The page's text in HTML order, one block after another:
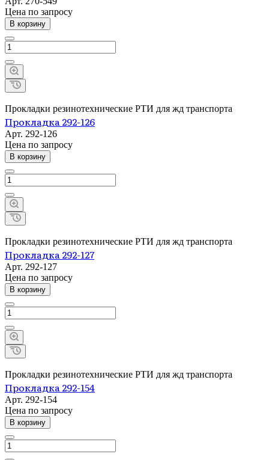
Цена по запросу
В корзину
Прокладки резинотехнические РТИ для жд транспорта
Прокладка 292-126
Арт. 292-126
Цена по запросу
В корзину
Прокладки резинотехнические РТИ для жд транспорта
Прокладка 292-127
Арт. 292-127
Цена по запросу
В корзину
Прокладки резинотехнические РТИ для жд транспорта
Прокладка 292-154
Арт. 292-154
Цена по запросу
В корзину